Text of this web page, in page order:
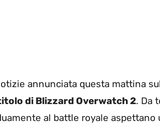
annunciata questa mattina
di Blizzard Overwatch 2. Da
al battle royale aspettano